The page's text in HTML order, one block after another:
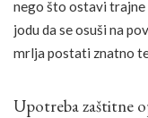
nego što ostavi trajne
jodu da se osuši na
mrlja postati znatno
Upotreba zaštitne